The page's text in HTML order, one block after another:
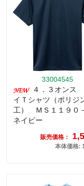
33004545
４．３オンス
イＴシャツ（ポリジ
工） ＭＳ１１９０
ネイビー
販売価格：
本体価格: